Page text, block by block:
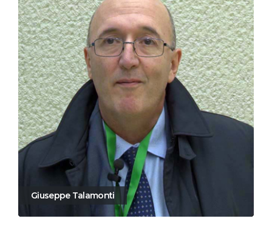
Giuseppe Talamonti